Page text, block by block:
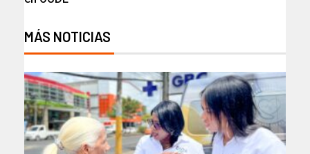
MÁS NOTICIAS